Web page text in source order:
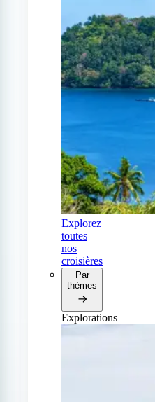
Explorez
toutes
nos
croisières
Par
thèmes
Explorations